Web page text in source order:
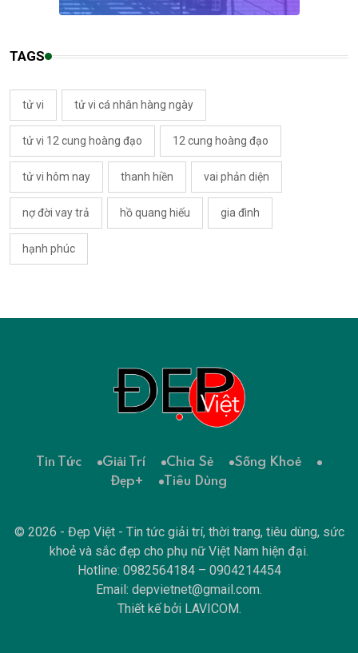
TAGS
tử vi tử vi cá nhân hàng ngày
tử vi 12 cung hoàng đạo 12 cung hoàng đạo
tử vi hôm nay thanh hiền vai phản diện
nợ đời vay trả hồ quang hiếu gia đình
hạnh phúc
Tin Tức Giải Trí Chia Sẻ
Sống Khoẻ
Đẹp+
Tiêu Dùng
© 2026 - Đẹp Việt - Tin tức giải trí, thời trang, tiêu dùng, sức
khoẻ và sắc đẹp cho phụ nữ Việt Nam hiện đại.
Hotline: 0982564184 – 0904214454
Email: depvietnet@gmail.com.
Thiết kế bởi LAVICOM.